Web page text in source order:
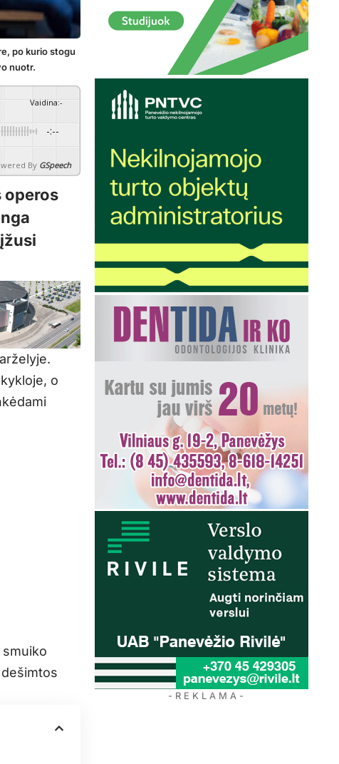
po kurio stogu
nuotr.
Vaidina:-
-:--
By GSpeech
operos
o
- R E K L A M A -